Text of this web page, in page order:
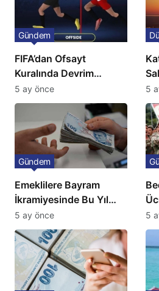
FIFA’dan Ofsayt
Kuralında Devrim
Niteliğinde Onay
Gündem
5 ay önce 5
Emeklilere Bayram
İkramiyesinde Bu Yıl
Artış Gelmeyecek
Gündem
5 ay önce 5